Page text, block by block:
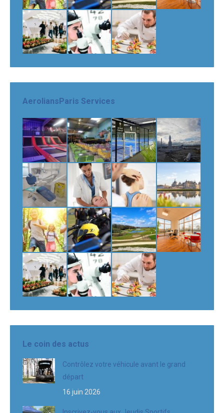
AeroliansParis Services
Le coin des actus
Contrôlez votre véhicule avant le grand
départ
16 juin 2026